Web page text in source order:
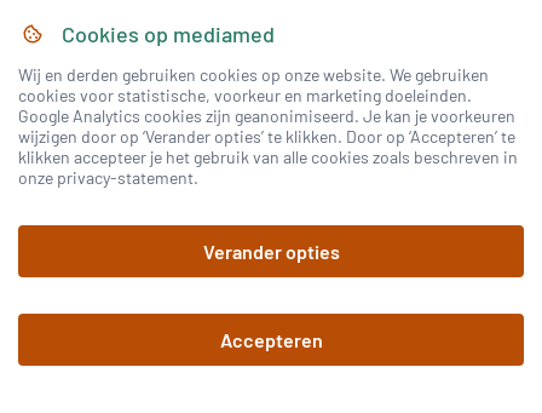
Home Over Mediamed
Nascholing Nieuws & Artikelen
Congressen
Cookies op mediamed
Wij en derden gebruiken cookies op onze website. We gebruiken
cookies voor statistische, voorkeur en marketing doeleinden.
Google Analytics cookies zijn geanonimiseerd. Je kan je voorkeuren
wijzigen door op ‘Verander opties’ te klikken. Door op ‘Accepteren’ te
klikken accepteer je het gebruik van alle cookies zoals beschreven in
onze privacy-statement.
Verander opties
Accepteren